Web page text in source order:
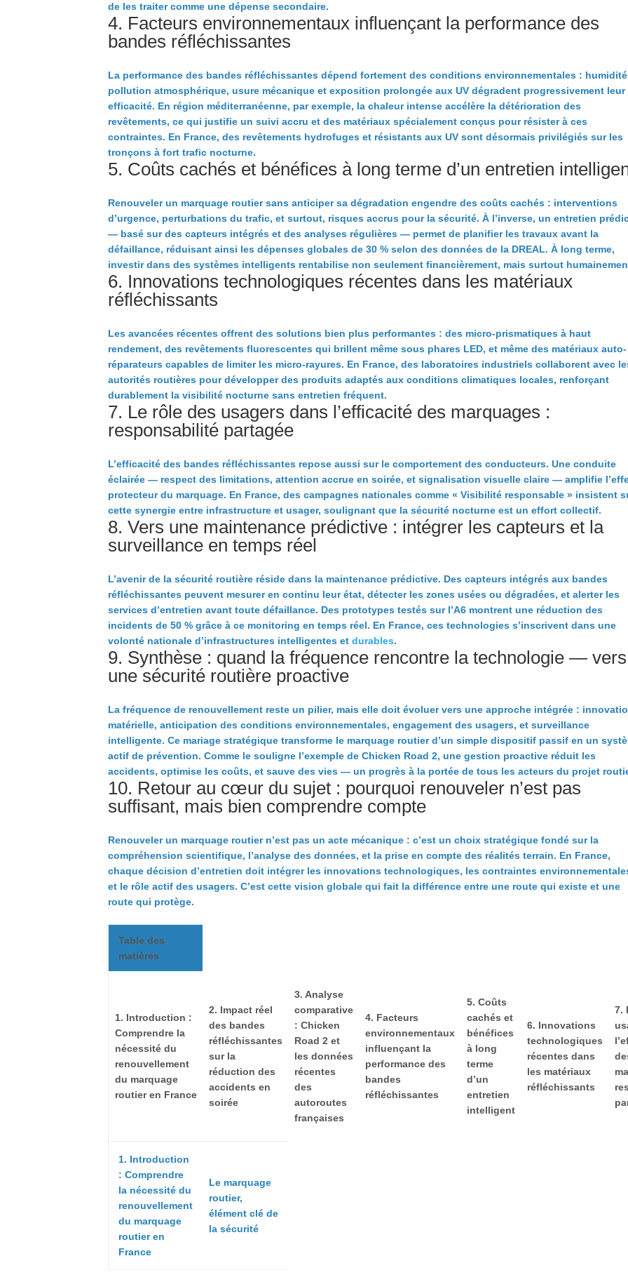
de les traiter comme une dépense secondaire.
4. Facteurs environnementaux influençant la performance des
bandes réfléchissantes
La performance des bandes réfléchissantes dépend fortement des conditions environnementales :
pollution atmosphérique, usure mécanique et exposition prolongée aux UV dégradent progressivement leur
efficacité. En région méditerranéenne, par exemple, la chaleur intense accélère la détérioration des
revêtements, ce qui justifie un suivi accru et des matériaux spécialement conçus pour résister à ces
contraintes. En France, des revêtements hydrofuges et résistants aux UV sont désormais privilégiés sur les
tronçons à fort trafic nocturne.
5. Coûts cachés et bénéfices à long terme d’un entretien
Renouveler un marquage routier sans anticiper sa dégradation engendre des coûts cachés : interventions
d’urgence, perturbations du trafic, et surtout, risques accrus pour la sécurité. À l’inverse, un entretien
— basé sur des capteurs intégrés et des analyses régulières — permet de planifier les travaux avant la
défaillance, réduisant ainsi les dépenses globales de 30 % selon des données de la DREAL. À long terme,
investir dans des systèmes intelligents rentabilise non seulement financièrement, mais surtout
6. Innovations technologiques récentes dans les matériaux
réfléchissants
Les avancées récentes offrent des solutions bien plus performantes : des micro-prismatiques à haut
rendement, des revêtements fluorescentes qui brillent même sous phares LED, et même des matériaux auto-
réparateurs capables de limiter les micro-rayures. En France, des laboratoires industriels collaborent avec
autorités routières pour développer des produits adaptés aux conditions climatiques locales, renforçant
durablement la visibilité nocturne sans entretien fréquent.
7. Le rôle des usagers dans l’efficacité des marquages :
responsabilité partagée
L’efficacité des bandes réfléchissantes repose aussi sur le comportement des conducteurs. Une conduite
éclairée — respect des limitations, attention accrue en soirée, et signalisation visuelle claire — amplifie
protecteur du marquage. En France, des campagnes nationales comme « Visibilité responsable » insistent
cette synergie entre infrastructure et usager, soulignant que la sécurité nocturne est un effort collectif.
8. Vers une maintenance prédictive : intégrer les capteurs et la
surveillance en temps réel
L’avenir de la sécurité routière réside dans la maintenance prédictive. Des capteurs intégrés aux bandes
réfléchissantes peuvent mesurer en continu leur état, détecter les zones usées ou dégradées, et alerter les
services d’entretien avant toute défaillance. Des prototypes testés sur l’A6 montrent une réduction des
incidents de 50 % grâce à ce monitoring en temps réel. En France, ces technologies s’inscrivent dans une
volonté nationale d’infrastructures intelligentes etdurables.
9. Synthèse : quand la fréquence rencontre la technologie — vers
une sécurité routière proactive
La fréquence de renouvellement reste un pilier, mais elle doit évoluer vers une approche intégrée :
matérielle, anticipation des conditions environnementales, engagement des usagers, et surveillance
intelligente. Ce mariage stratégique transforme le marquage routier d’un simple dispositif passif en un
actif de prévention. Comme le souligne l’exemple de Chicken Road 2, une gestion proactive réduit les
accidents, optimise les coûts, et sauve des vies — un progrès à la portée de tous les acteurs du projet
10. Retour au cœur du sujet : pourquoi renouveler n’est pas
suffisant, mais bien comprendre compte
Renouveler un marquage routier n’est pas un acte mécanique : c’est un choix stratégique fondé sur la
compréhension scientifique, l’analyse des données, et la prise en compte des réalités terrain. En France,
chaque décision d’entretien doit intégrer les innovations technologiques, les contraintes
et le rôle actif des usagers. C’est cette vision globale qui fait la différence entre une route qui existe et une
route qui protège.
Table des
matières
1. Introduction :
Comprendre la
nécessité du
renouvellement
du marquage
routier en France
2. Impact réel
des bandes
réfléchissantes
sur la
réduction des
accidents en
soirée
3. Analyse
comparative
: Chicken
Road 2 et
les données
récentes
des
autoroutes
françaises
4. Facteurs
environnementaux
influençant la
performance des
bandes
réfléchissantes
5. Coûts
cachés et
bénéfices
à long
terme
d’un
entretien
intelligent
6. Innovations
technologiques
récentes dans
les matériaux
réfléchissants
7.
1. Introduction
: Comprendre
la nécessité du
renouvellement
du marquage
routier en
France
Le marquage
routier,
élément clé de
la sécurité